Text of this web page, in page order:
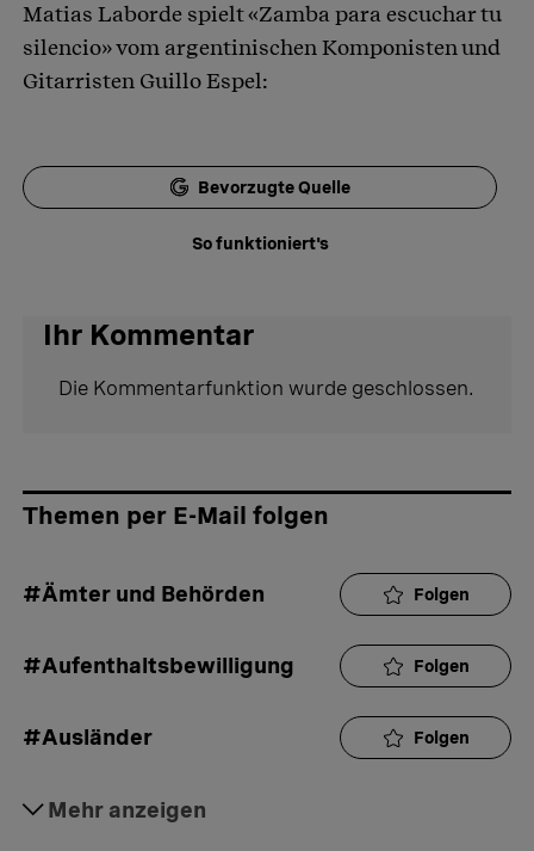
Matias Laborde spielt «Zamba para escuchar tu
silencio» vom argentinischen Komponisten und
Gitarristen Guillo Espel:
Bevorzugte Quelle
So funktioniert's
Ihr Kommentar
Die Kommentarfunktion wurde geschlossen.
Themen per E-Mail folgen
#Ämter und Behörden Folgen
#Aufenthaltsbewilligung Folgen
#Ausländer Folgen
Mehr anzeigen
#Ausweisung